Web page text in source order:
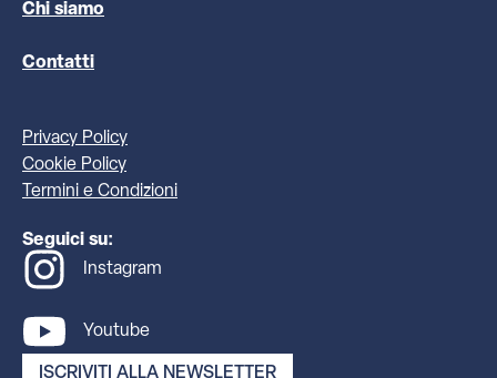
Chi siamo
Contatti
Privacy Policy
Cookie Policy
Termini e Condizioni
Seguici su:
Instagram
Youtube
ISCRIVITI ALLA NEWSLETTER